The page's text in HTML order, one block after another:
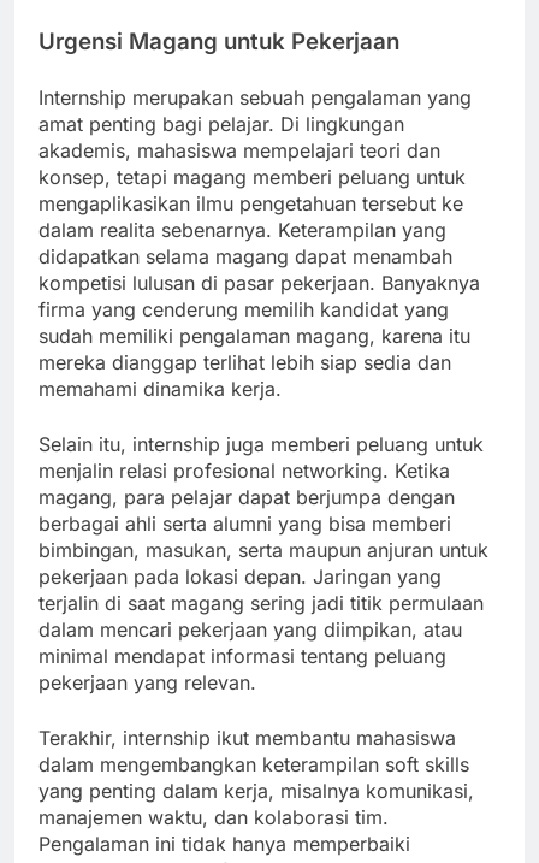
Urgensi Magang untuk Pekerjaan
Internship merupakan sebuah pengalaman yang
amat penting bagi pelajar. Di lingkungan
akademis, mahasiswa mempelajari teori dan
konsep, tetapi magang memberi peluang untuk
mengaplikasikan ilmu pengetahuan tersebut ke
dalam realita sebenarnya. Keterampilan yang
didapatkan selama magang dapat menambah
kompetisi lulusan di pasar pekerjaan. Banyaknya
firma yang cenderung memilih kandidat yang
sudah memiliki pengalaman magang, karena itu
mereka dianggap terlihat lebih siap sedia dan
memahami dinamika kerja.
Selain itu, internship juga memberi peluang untuk
menjalin relasi profesional networking. Ketika
magang, para pelajar dapat berjumpa dengan
berbagai ahli serta alumni yang bisa memberi
bimbingan, masukan, serta maupun anjuran untuk
pekerjaan pada lokasi depan. Jaringan yang
terjalin di saat magang sering jadi titik permulaan
dalam mencari pekerjaan yang diimpikan, atau
minimal mendapat informasi tentang peluang
pekerjaan yang relevan.
Terakhir, internship ikut membantu mahasiswa
dalam mengembangkan keterampilan soft skills
yang penting dalam kerja, misalnya komunikasi,
manajemen waktu, dan kolaborasi tim.
Pengalaman ini tidak hanya memperbaiki